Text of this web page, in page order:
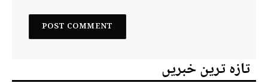
تازہ ترین خبریں